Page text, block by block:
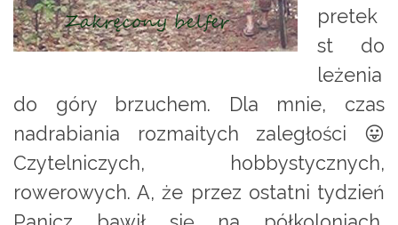
pretek
st do
leżenia
do góry brzuchem. Dla mnie, czas
nadrabiania rozmaitych zaległości 😛
Czytelniczych, hobbystycznych,
rowerowych. A, że przez ostatni tydzień